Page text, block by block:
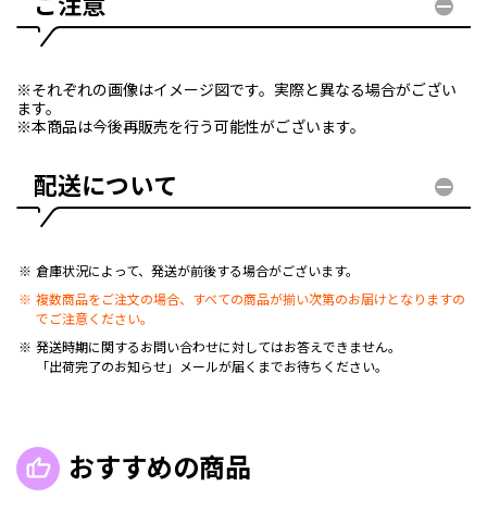
ご注意
※それぞれの画像はイメージ図です。実際と異なる場合がござい
ます。
※本商品は今後再販売を行う可能性がございます。
配送について
倉庫状況によって、発送が前後する場合がございます。
複数商品をご注文の場合、すべての商品が揃い次第のお届けとなりますの
でご注意ください。
発送時期に関するお問い合わせに対してはお答えできません。
「出荷完了のお知らせ」メールが届くまでお待ちください。
おすすめの商品